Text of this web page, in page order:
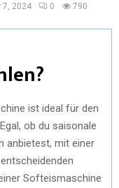
7, 2024 0 790
ist ideal für den
ob du saisonale
anbietest, mit einer
Softeismaschine